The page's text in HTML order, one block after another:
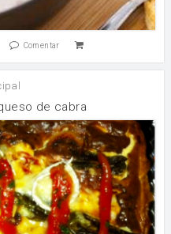
Comentar
de cabra